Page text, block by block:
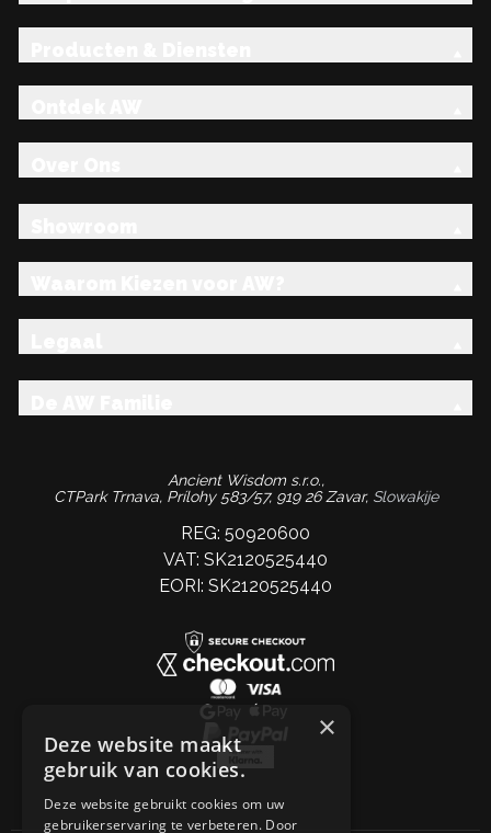
Ancient Wisdom s.r.o.,
CTPark Trnava, Prílohy 583/57, 919 26 Zavar, Slowakije
REG: 50920600
VAT: SK2120525440
EORI: SK2120525440
×
Deze website maakt
gebruik van cookies.
Deze website gebruikt cookies om uw
gebruikerservaring te verbeteren. Door